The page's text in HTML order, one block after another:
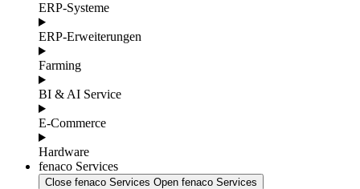
ERP-Systeme
ERP-Erweiterungen
Farming
BI & AI Service
E-Commerce
Hardware
fenaco Services
Close fenaco Services Open fenaco Services